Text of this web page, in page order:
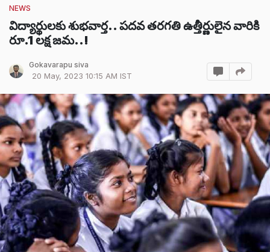
NEWS
విద్యార్థులకు శుభవార్త.. పదవ తరగతి ఉత్తీర్ణులైన వారికి
రూ.1 లక్ష జమ..!
Gokavarapu siva
20 May, 2023 10:15 AM IST